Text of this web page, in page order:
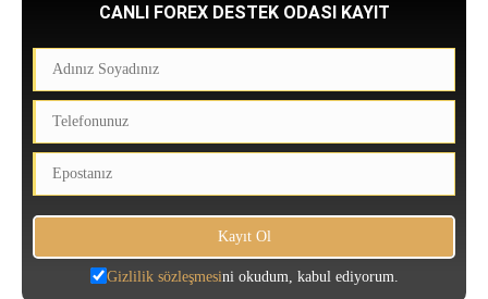
CANLI FOREX DESTEK ODASI KAYIT
Gizlilik sözleşmesini okudum, kabul ediyorum.